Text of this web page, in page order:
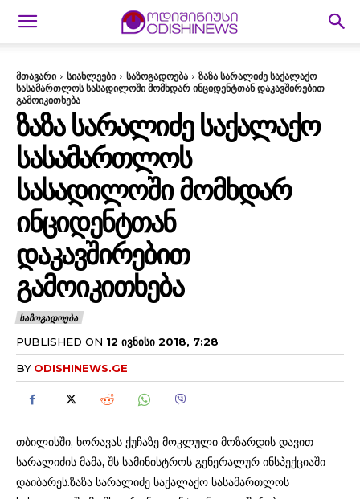
მთავარი სიახლეები საზოგადოება
ზაზა სარალიძე საქალაქო
სასამართლოს სასადილოში მომხდარ ინციდენტთან დაკავშირებით
გამოიკითხება
ᲖᲐᲖᲐ ᲡᲐᲠᲐᲚᲘᲫᲔ ᲡᲐᲥᲐᲚᲐᲥᲝ
ᲡᲐᲡᲐᲛᲐᲠᲗᲚᲝᲡ
ᲡᲐᲡᲐᲓᲘᲚᲝᲨᲘ ᲛᲝᲛᲮᲓᲐᲠ
ᲘᲜᲪᲘᲓᲔᲜᲢᲗᲐᲜ
ᲓᲐᲙᲐᲕᲨᲘᲠᲔᲑᲘᲗ
ᲒᲐᲛᲝᲘᲙᲘᲗᲮᲔᲑᲐ
ᲡᲐᲖᲝᲒᲐᲓᲝᲔᲑᲐ
PUBLISHED ON 12 ᲘᲕᲜᲘᲡᲘ 2018, 7:28
BY ODISHINEWS.GE
თბილისში, ხორავას ქუჩაზე მოკლული მოზარდის დავით
სარალიძის მამა, შს სამინისტროს გენერალურ ინსპექციაში
დაიბარეს.ზაზა სარალიძე საქალაქო სასამართლოს